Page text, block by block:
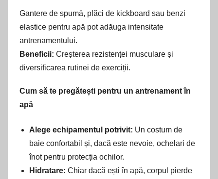
Gantere de spumă, plăci de kickboard sau benzi
elastice pentru apă pot adăuga intensitate
antrenamentului.
Beneficii: Creșterea rezistenței musculare și
diversificarea rutinei de exerciții.
Cum să te pregătești pentru un antrenament în
apă
Alege echipamentul potrivit: Un costum de
baie confortabil și, dacă este nevoie, ochelari de
înot pentru protecția ochilor.
Hidratare: Chiar dacă ești în apă, corpul pierde